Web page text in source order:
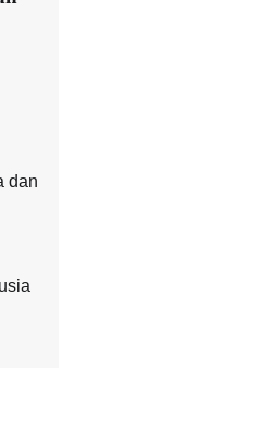
dan